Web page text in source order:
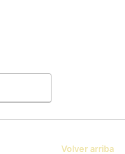
Volver arriba